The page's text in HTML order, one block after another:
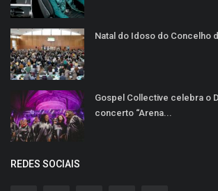
Natal do Idoso do Concelho
Gospel Collective celebra o
concerto “Arena...
REDES SOCIAIS